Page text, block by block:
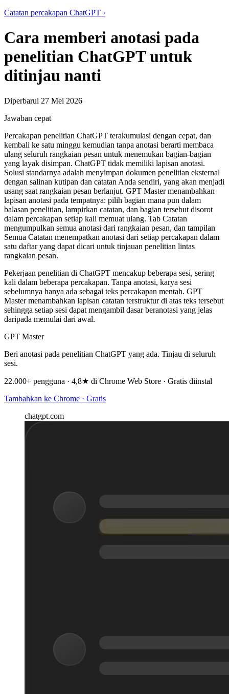
Catatan percakapan ChatGPT ›
Cara memberi anotasi pada
penelitian ChatGPT untuk
ditinjau nanti
Diperbarui 27 Mei 2026
Jawaban cepat
Percakapan penelitian ChatGPT terakumulasi dengan cepat, dan
kembali ke satu minggu kemudian tanpa anotasi berarti membaca
ulang seluruh rangkaian pesan untuk menemukan bagian-bagian
yang layak disimpan. ChatGPT tidak memiliki lapisan anotasi.
Solusi standarnya adalah menyimpan dokumen penelitian eksternal
dengan salinan kutipan dan catatan Anda sendiri, yang akan menjadi
usang saat rangkaian pesan berlanjut. GPT Master menambahkan
lapisan anotasi pada tempatnya: pilih bagian mana pun dalam
balasan penelitian, lampirkan catatan, dan bagian tersebut disorot
dalam percakapan setiap kali memuat ulang. Tab Catatan
mengumpulkan semua anotasi dari rangkaian pesan, dan tampilan
Semua Catatan menempatkan anotasi dari setiap percakapan dalam
satu daftar yang dapat dicari untuk tinjauan penelitian lintas
rangkaian pesan.
Pekerjaan penelitian di ChatGPT mencakup beberapa sesi, sering
kali dalam beberapa percakapan. Tanpa anotasi, karya sesi
sebelumnya hanya ada sebagai teks percakapan mentah. GPT
Master menambahkan lapisan catatan terstruktur di atas teks tersebut
sehingga setiap sesi dapat mengambil dasar beranotasi yang jelas
daripada memulai dari awal.
GPT Master
Beri anotasi pada penelitian ChatGPT yang ada. Tinjau di seluruh
sesi.
22.000+ pengguna · 4,8★ di Chrome Web Store · Gratis diinstal
Tambahkan ke Chrome · Gratis
chatgpt.com